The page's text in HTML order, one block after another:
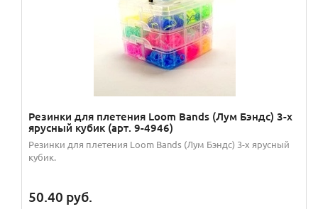
Резинки для плетения Loom Bands (Лум Бэндс) 3-х
ярусный кубик (арт. 9-4946)
Резинки для плетения Loom Bands (Лум Бэндс) 3-х ярусный
кубик.
50.40 руб.